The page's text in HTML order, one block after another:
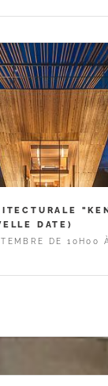
DATE)
DE 10H00